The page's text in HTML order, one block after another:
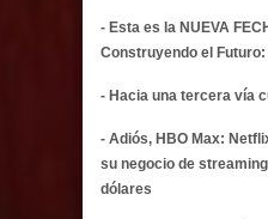
- Esta es la NUEVA
Construyendo el
- Hacia una tercera vía
- Adiós, HBO Max:
su negocio de
dólares